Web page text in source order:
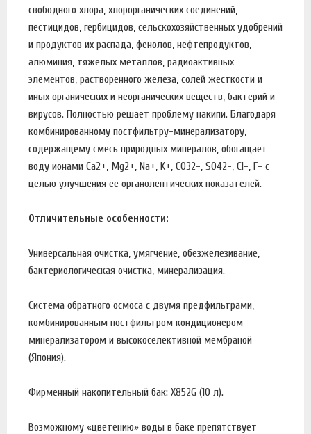
свободного хлора, хлорорганических соединений,
пестицидов, гербицидов, сельскохозяйственных удобрений
и продуктов их распада, фенолов, нефтепродуктов,
алюминия, тяжелых металлов, радиоактивных
элементов, растворенного железа, солей жесткости и
иных органических и неорганических веществ, бактерий и
вирусов. Полностью решает проблему накипи. Благодаря
комбинированному постфильтру-минерализатору,
содержащему смесь природных минералов, обогащает
воду ионами Са2+, Мg2+, Na+, K+, CO32-, SO42-, Cl-, F- с
целью улучшения ее органолептических показателей.
Отличительные особенности:
Универсальная очистка, умягчение, обезжелезивание,
бактериологическая очистка, минерализация.
Система обратного осмоса с двумя предфильтрами,
комбинированным постфильтром кондиционером-
минерализатором и высокоселективной мембраной
(Япония).
Фирменный накопительный бак: X852G (10 л).
Возможному «цветению» воды в баке препятствует